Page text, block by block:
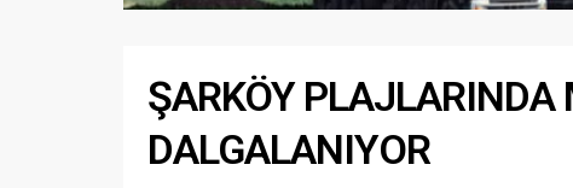
ŞARKÖY PLAJLARINDA
DALGALANIYOR